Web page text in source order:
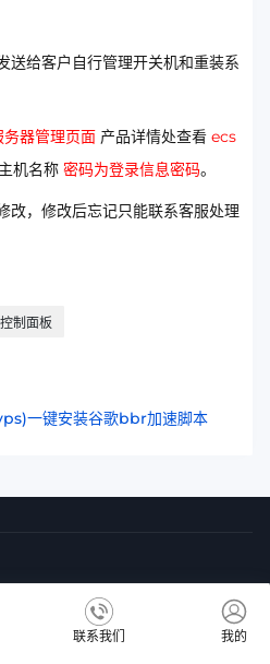
送给客户自行管理开关机和重装系
务器管理页面 产品详情处查看 ecs
机名称 密码为登录信息密码。
改，修改后忘记只能联系客服处理
制面板
一键安装谷歌bbr加速脚本
联系我们 我的